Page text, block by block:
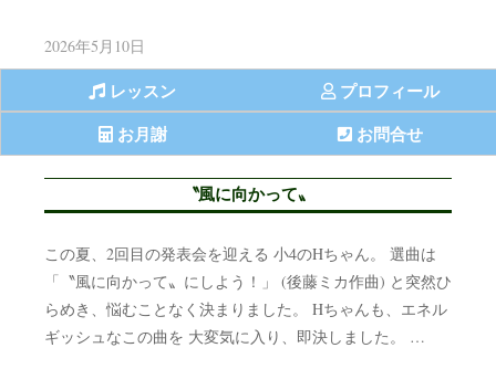
2026年5月10日
レッスン
プロフィール
お月謝
お問合せ
〝風に向かって〟
この夏、2回目の発表会を迎える 小4のHちゃん。 選曲は
「〝風に向かって〟にしよう！」 (後藤ミカ作曲) と突然ひ
らめき、悩むことなく決まりました。 Hちゃんも、エネル
ギッシュなこの曲を 大変気に入り、即決しました。 …